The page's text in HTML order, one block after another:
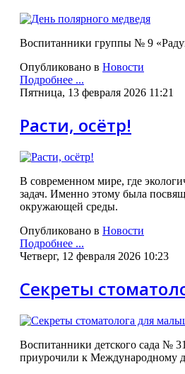
Воспитанники группы № 9
Опубликовано в Новости
Подробнее ...
Пятница, 13 февраля 2026 11:21
Расти, осётр!
В современном мире, где
задач. Именно этому была
окружающей среды.
Опубликовано в Новости
Подробнее ...
Четверг, 12 февраля 2026 10:23
Секреты
Воспитанники детского сада №
приурочили к Международному